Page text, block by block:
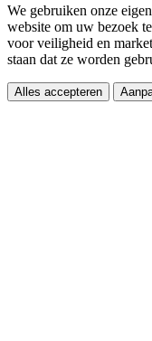
We gebruiken onze
website om uw bezoek
voor veiligheid en
staan dat ze worden
Alles accepteren